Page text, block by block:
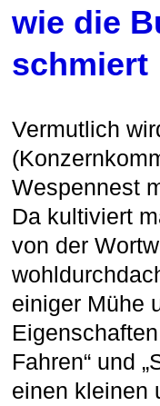
wie die
schmiert
Vermutlich
Wespennest
Da kultiviert
von der
einiger Mühe
Fahren“ und
einen kleinen